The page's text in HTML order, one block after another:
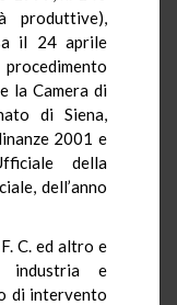
produttive),
il 24 aprile
la Camera di
di Siena,
2001 e
della
dell’anno
C. ed altro e
industria e
di intervento